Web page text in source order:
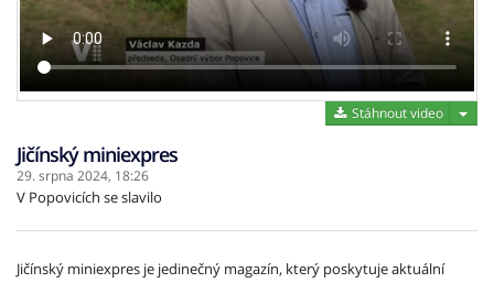
Stáhnout video
Jičínský miniexpres
29. srpna 2024, 18:26
V Popovicích se slavilo
Jičínský miniexpres je jedinečný magazín, který poskytuje aktuální